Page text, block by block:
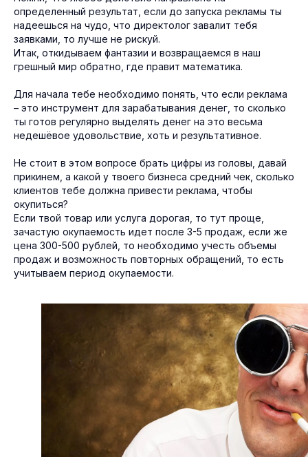
определенный результат, если до запуска рекламы ты
надеешься на чудо, что директолог завалит тебя
заявками, то лучше не рискуй.
Итак, откидываем фантазии и возвращаемся в наш
грешный мир обратно, где правит математика.
Для начала тебе необходимо понять, что если реклама
– это инструмент для зарабатывания денег, то сколько
ты готов регулярно выделять денег на это весьма
недешёвое удовольствие, хоть и результативное.
Не стоит в этом вопросе брать цифры из головы, давай
прикинем, а какой у твоего бизнеса средний чек, сколько
клиентов тебе должна привести реклама, чтобы
окупиться?
Если твой товар или услуга дорогая, то тут проще,
зачастую окупаемость идет после 3-5 продаж, если же
цена 300-500 рублей, то необходимо учесть объемы
продаж и возможность повторных обращений, то есть
учитываем период окупаемости.